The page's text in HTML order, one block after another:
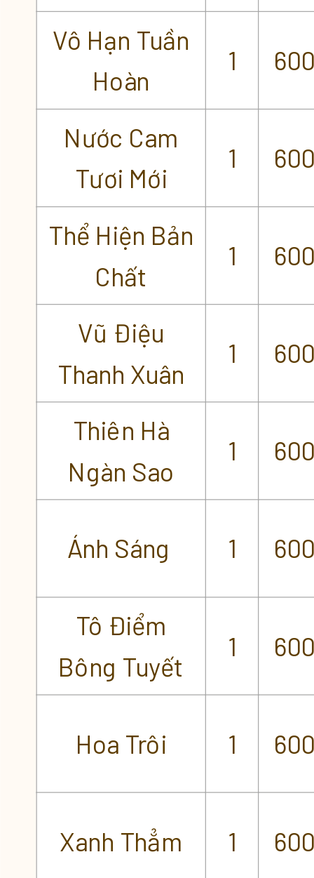
Vô Hạn Tuần
Hoàn
1
Nước Cam
Tươi Mới
1
Thể Hiện Bản
Chất
1
Vũ Điệu
Thanh Xuân
1
Thiên Hà
Ngàn Sao
1
Ánh Sáng 1
Tô Điểm
Bông Tuyết
1
Hoa Trôi 1
Xanh Thẳm 1